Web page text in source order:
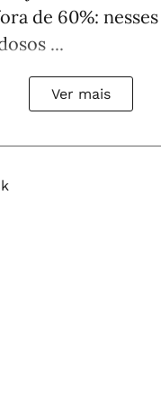
de 60%: nesses
...
Ver mais